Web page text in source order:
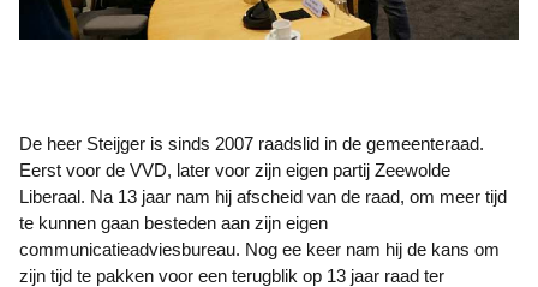
De heer Steijger is sinds 2007 raadslid in de gemeenteraad.
Eerst voor de VVD, later voor zijn eigen partij Zeewolde
Liberaal. Na 13 jaar nam hij afscheid van de raad, om meer tijd
te kunnen gaan besteden aan zijn eigen
communicatieadviesbureau. Nog ee keer nam hij de kans om
zijn tijd te pakken voor een terugblik op 13 jaar raad ter